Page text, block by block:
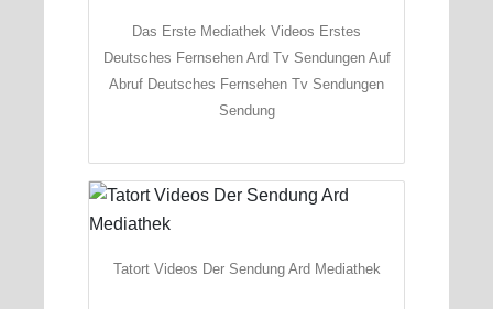
Das Erste Mediathek Videos Erstes
Deutsches Fernsehen Ard Tv Sendungen Auf
Abruf Deutsches Fernsehen Tv Sendungen
Sendung
Tatort Videos Der Sendung Ard Mediathek